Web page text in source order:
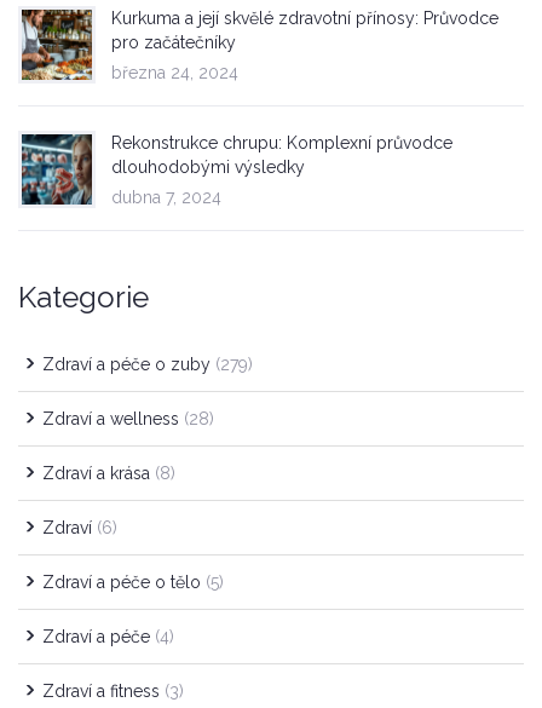
Kurkuma a její skvělé zdravotní přínosy: Průvodce
pro začátečníky
března 24, 2024
Rekonstrukce chrupu: Komplexní průvodce
dlouhodobými výsledky
dubna 7, 2024
Kategorie
Zdraví a péče o zuby (279)
Zdraví a wellness (28)
Zdraví a krása (8)
Zdraví (6)
Zdraví a péče o tělo (5)
Zdraví a péče (4)
Zdraví a fitness (3)